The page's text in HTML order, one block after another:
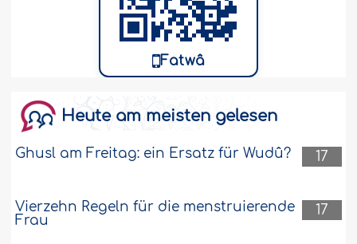
Dem Entfernen der Achselhaare und
Schneiden der Fingernägel während der
Menstruation steht nichts im Wege
Darf man während der Menstruation die
Fingernägel schneiden oder muss man
zuerst wieder den Zustand der rituellen
Reinheit abwarten? Ich bitte um Ihren
Rat, möge Allâh es Ihnen mit dem Besten
Fatwâ
Heute am meisten gelesen
17
Ghusl am Freitag: ein Ersatz für Wudû?
17
Vierzehn Regeln für die menstruierende
Frau